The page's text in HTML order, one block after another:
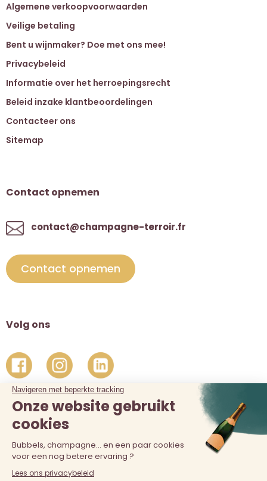
Algemene verkoopvoorwaarden
Veilige betaling
Bent u wijnmaker? Doe met ons mee!
Privacybeleid
Informatie over het herroepingsrecht
Beleid inzake klantbeoordelingen
Contacteer ons
Sitemap
Contact opnemen
contact@champagne-terroir.fr
Contact opnemen
Volg ons